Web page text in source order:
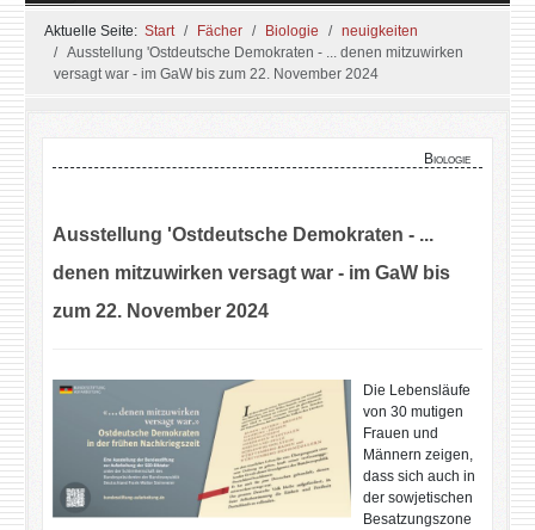
Aktuelle Seite: Start Fächer Biologie
neuigkeiten
Ausstellung 'Ostdeutsche Demokraten - ... denen mitzuwirken
versagt war - im GaW bis zum 22. November 2024
Biologie
Ausstellung 'Ostdeutsche Demokraten - ...
denen mitzuwirken versagt war - im GaW bis
zum 22. November 2024
Die Lebensläufe
von 30 mutigen
Frauen und
Männern zeigen,
dass sich auch in
der sowjetischen
Besatzungszone